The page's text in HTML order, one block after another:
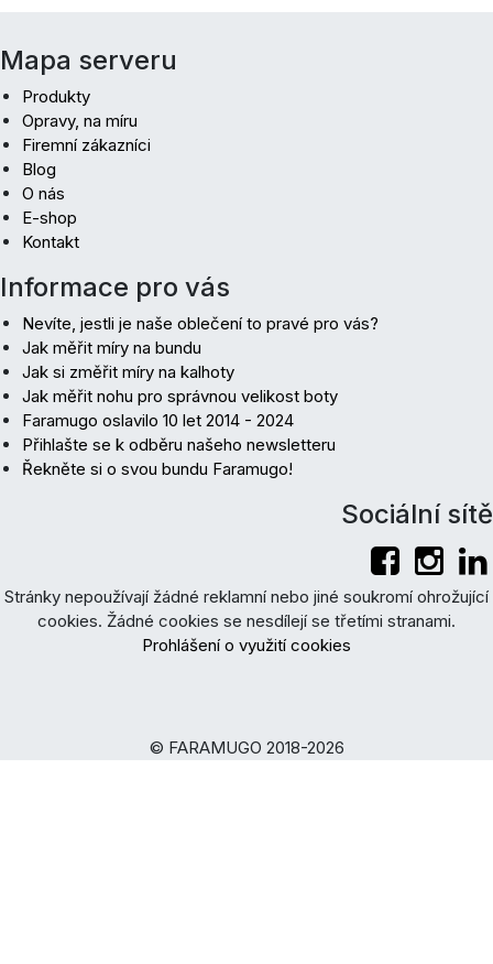
Mapa serveru
Produkty
Opravy, na míru
Firemní zákazníci
Blog
O nás
E-shop
Kontakt
Informace pro vás
Nevíte, jestli je naše oblečení to pravé pro vás?
Jak měřit míry na bundu
Jak si změřit míry na kalhoty
Jak měřit nohu pro správnou velikost boty
Faramugo oslavilo 10 let 2014 - 2024
Přihlašte se k odběru našeho newsletteru
Řekněte si o svou bundu Faramugo!
Sociální sítě
Stránky nepoužívají žádné reklamní nebo jiné soukromí ohrožující
cookies. Žádné cookies se nesdílejí se třetími stranami.
Prohlášení o využití cookies
© FARAMUGO 2018-2026